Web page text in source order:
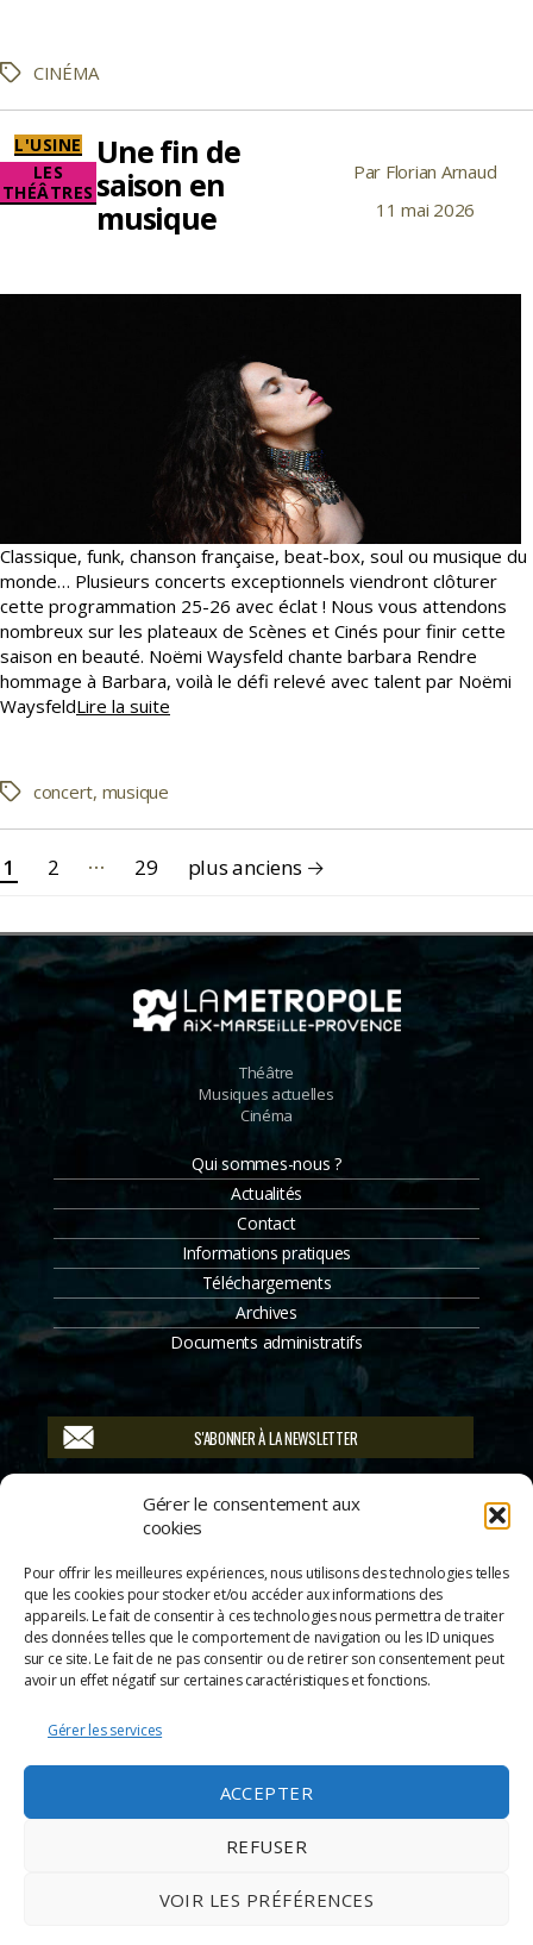
Gérer le consentement aux
cookies
Pour offrir les meilleures expériences, nous utilisons des technologies telles
que les cookies pour stocker et/ou accéder aux informations des
appareils. Le fait de consentir à ces technologies nous permettra de traiter
des données telles que le comportement de navigation ou les ID uniques
sur ce site. Le fait de ne pas consentir ou de retirer son consentement peut
avoir un effet négatif sur certaines caractéristiques et fonctions.
Gérer les services
ACCEPTER
REFUSER
VOIR LES PRÉFÉRENCES
dans
Étiquettes
CINÉMA
Catégories
L'USINE
LES
THÉÂTRES
Une fin de
saison en
musique
Auteur
l’article
Par Florian Arnaud
Date11 mai 2026
Classique, funk, chanson française, beat-box, soul ou musique du
monde… Plusieurs concerts exceptionnels viendront clôturer
cette programmation 25-26 avec éclat ! Nous vous attendons
nombreux sur les plateaux de Scènes et Cinés pour finir cette
saison en beauté. Noëmi Waysfeld chante barbara Rendre
hommage à Barbara, voilà le défi relevé avec talent par Noëmi
WaysfeldLire la suite
musique
Étiquettes
concert, musique
Pagination
des
1 2 … 29 plus anciens →
Théâtre
Musiques actuelles
Cinéma
Qui sommes-nous ?
Actualités
Contact
Informations pratiques
Téléchargements
Archives
Documents administratifs
S'ABONNER À LA NEWSLETTER
Suivez-nous
© 2026Scènes & Cinés
Politique de confidentialité